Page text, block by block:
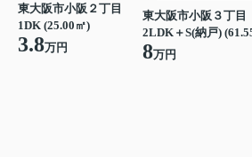
東大阪市小阪２丁目
1DK (25.00㎡)
3.8万円
東大阪市小阪３丁目
8万円